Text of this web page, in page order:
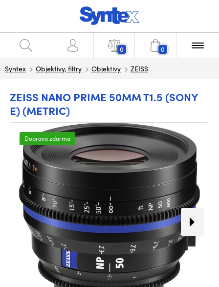
0 0
Syntex Objektivy, filtry Objektivy ZEISS
ZEISS NANO PRIME 50MM T1.5 (SONY
E) (METRIC)
Doprava zdarma